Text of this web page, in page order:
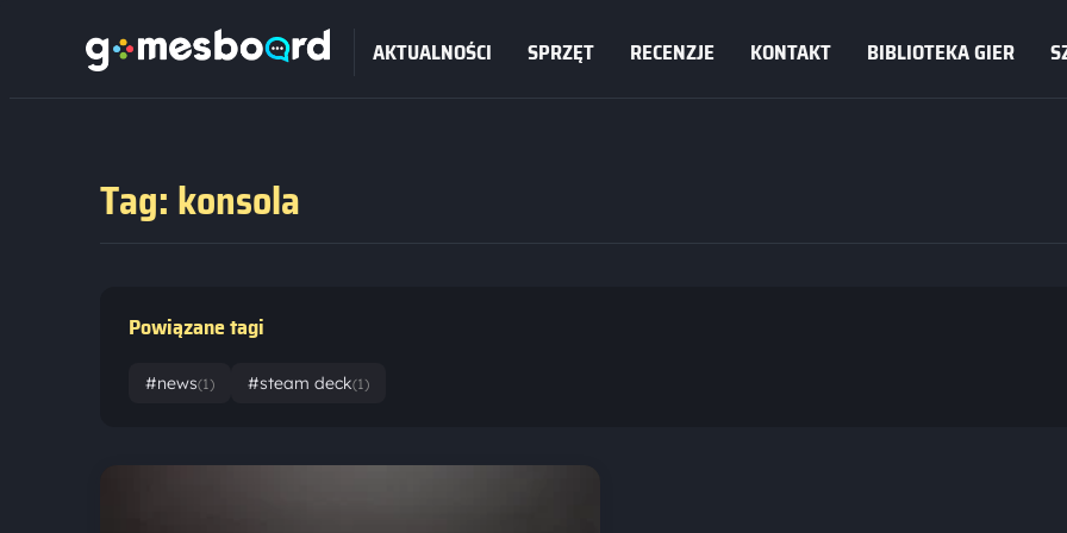
AKTUALNOŚCI SPRZĘT RECENZJE KONTAKT BIBLIOTEKA GIER
Tag: konsola
Powiązane tagi
#news(1) #steam deck(1)